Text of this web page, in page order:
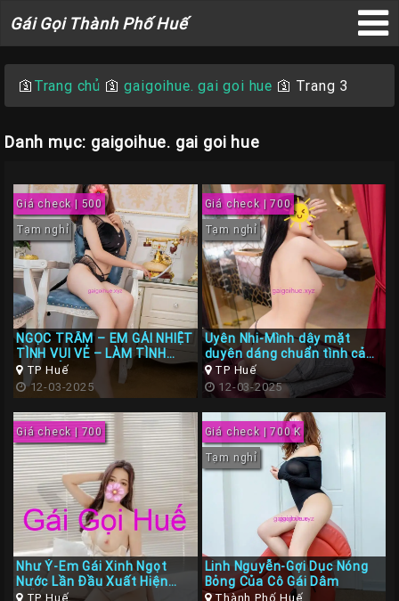
Gái Gọi Thành Phố Huế
Gái
Thành
Phố
Huế
×
Trang
Chủ
Gái
gọi
Huế
Gái
Gọi
Huế
Giá
Rẽ
Gái
Gọi
Sinh
Viên
Huế
Gái
🛐 Trang chủ 🛐gaigoihue. gai goi hue 🛐 Trang 3
Danh mục: gaigoihue. gai goi hue
Giá check | 500
Tạm nghỉ
NGỌC TRÂM – EM GÁI NHIỆT
TÌNH VUI VẺ – LÀM TÌNH
CHU ĐÁO
TP Huế
12-03-2025
Giá check | 700
Tạm nghỉ
Uyên Nhi-Mình dây mặt
duyên dáng chuẩn tình cảm
như người yêu
TP Huế
12-03-2025
Giá check | 700
Như Ý-Em Gái Xinh Ngọt
Nước Lần Đầu Xuất Hiện
Diễn Đàn Gái Gọi Huế
TP Huế
Giá check | 700 K
Tạm nghỉ
Linh Nguyễn-Gợi Dục Nóng
Bỏng Của Cô Gái Dâm
Thành Phố Huế